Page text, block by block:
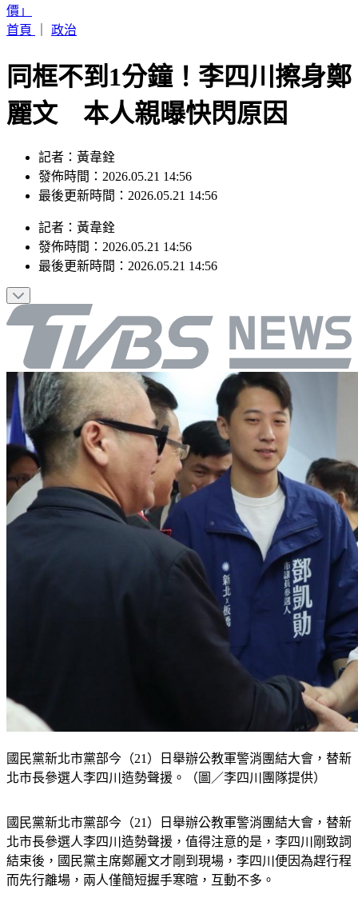
首頁
同框不到1分鐘！李四川擦身鄭
麗文 本人親曝快閃原因
發佈時間：2026.05.21 14:56
最後更新時間：2026.05.21 14:56
發佈時間：2026.05.21 14:56
最後更新時間：2026.05.21 14:56
北市長參選人李四川造勢聲援。（圖／李四川團隊提供）
北市長參選人李四川造勢聲援，值得注意的是，李四川剛致詞
結束後，國民黨主席鄭麗文才剛到現場，李四川便因為趕行程
而先行離場，兩人僅簡短握手寒暄，互動不多。